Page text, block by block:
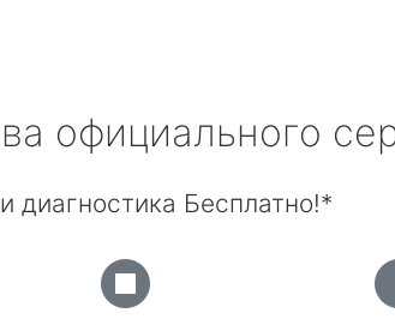
официального
диагностика Бесплатно!*